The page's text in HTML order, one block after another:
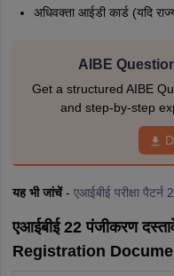
अधिवक्ता आईडी कार्ड (यदि
AIBE
Get a structured AIBE
and step-by-step
यह भी जांचें- एआईबीई परीक्षा पैटर्न
एआईबीई 22 पंजीकरण
Registration